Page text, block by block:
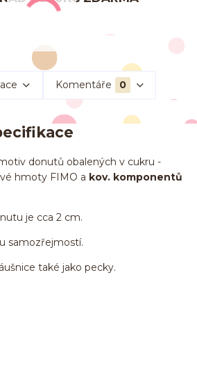
Komentáře 0
donutů obalených v cukru -
hmoty FIMO a kov. komponentů
je cca 2 cm.
samozřejmostí.
také jako pecky.